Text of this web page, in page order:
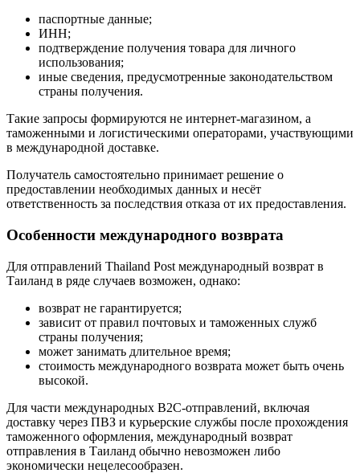
паспортные данные;
ИНН;
подтверждение получения товара для личного
использования;
иные сведения, предусмотренные законодательством
страны получения.
Такие запросы формируются не интернет-магазином, а
таможенными и логистическими операторами, участвующими
в международной доставке.
Получатель самостоятельно принимает решение о
предоставлении необходимых данных и несёт
ответственность за последствия отказа от их предоставления.
Особенности международного возврата
Для отправлений Thailand Post международный возврат в
Таиланд в ряде случаев возможен, однако:
возврат не гарантируется;
зависит от правил почтовых и таможенных служб
страны получения;
может занимать длительное время;
стоимость международного возврата может быть очень
высокой.
Для части международных B2C-отправлений, включая
доставку через ПВЗ и курьерские службы после прохождения
таможенного оформления, международный возврат
отправления в Таиланд обычно невозможен либо
экономически нецелесообразен.